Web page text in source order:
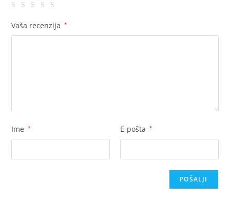
Vaša recenzija *
Ime * E-pošta *